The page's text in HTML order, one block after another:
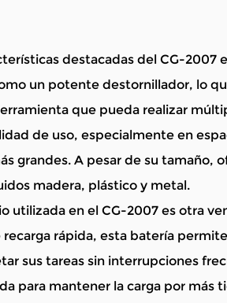
destacadas del CG-
un potente destornillador, lo
que pueda realizar
de uso, especialmente en
grandes. A pesar de su tamaño,
madera, plástico y metal.
utilizada en el CG-2007 es otra
rápida, esta batería
sus tareas sin interrupciones
para mantener la carga por más